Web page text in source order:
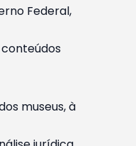
Federal,
conteúdos
museus, à